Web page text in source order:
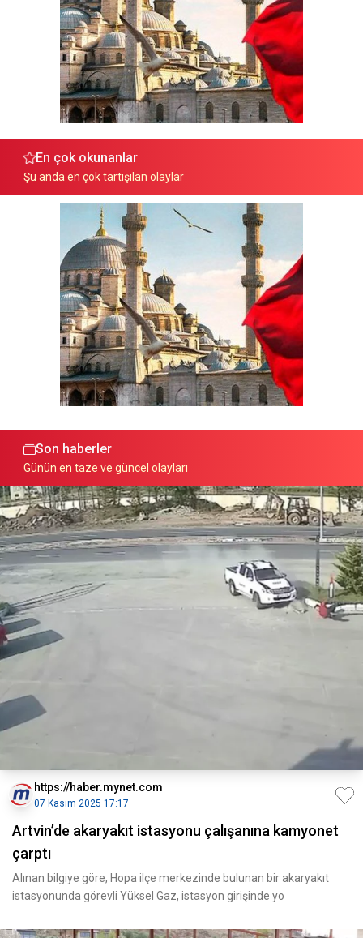
En çok okunanlar
Şu anda en çok tartışılan olaylar
Son haberler
Günün en taze ve güncel olayları
https://haber.mynet.com
07 Kasım 2025 17:17
Artvin’de akaryakıt istasyonu çalışanına kamyonet
çarptı
Alınan bilgiye göre, Hopa ilçe merkezinde bulunan bir akaryakıt
istasyonunda görevli Yüksel Gaz, istasyon girişinde yo